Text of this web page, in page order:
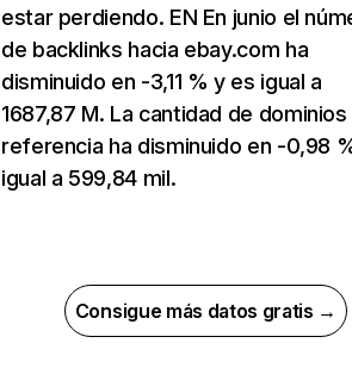
estar perdiendo. EN En junio el
de backlinks hacia ebay.com ha
disminuido en -3,11 % y es igual a
1687,87 M. La cantidad de
referencia ha disminuido en -0,98
igual a 599,84 mil.
Consigue más datos gratis →